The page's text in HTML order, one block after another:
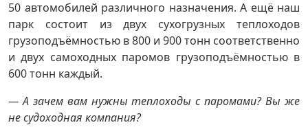
50 автомобилей различного назначения. А ещё наш
парк состоит из двух сухогрузных теплоходов
грузоподъёмностью в 800 и 900 тонн соответственно
и двух самоходных паромов грузоподъёмностью в
600 тонн каждый.
— А зачем вам нужны теплоходы с паромами? Вы же
не судоходная компания?